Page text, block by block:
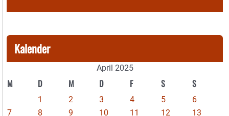
Kalender
April 2025
M D M D F S S
1 2 3 4 5
6
7
8 9 10 11 12
13